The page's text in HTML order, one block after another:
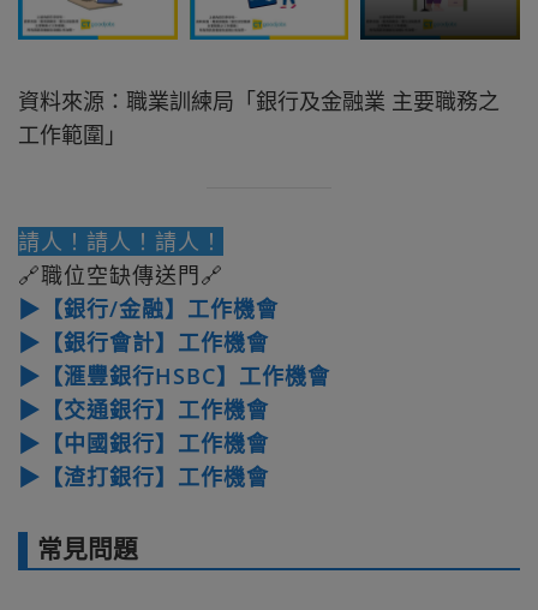
資料來源：職業訓練局「銀行及金融業 主要職務之
工作範圍」
請人！請人！請人！
🔗職位空缺傳送門🔗
▶【銀行/金融】工作機會
▶【銀行會計】工作機會
▶【滙豐銀行HSBC】工作機會
▶【交通銀行】工作機會
▶【中國銀行】工作機會
▶【渣打銀行】工作機會
常見問題